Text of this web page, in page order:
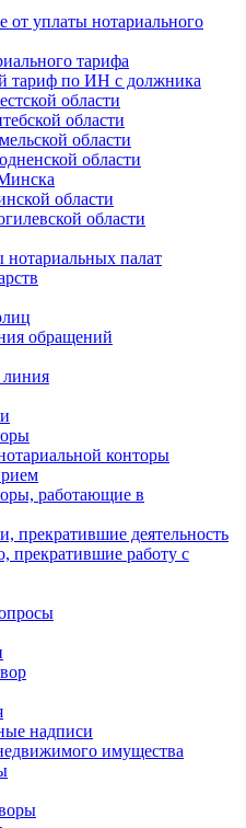
от уплаты нотариального
тарифа
тариф по ИН с должника
области
области
области
области
области
области
палат
обращений
линия
конторы
работающие в
прекратившие деятельность
прекратившие работу с
надписи
имущества